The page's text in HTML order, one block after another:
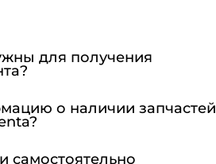
для получения
о наличии запчастей
самостоятельно